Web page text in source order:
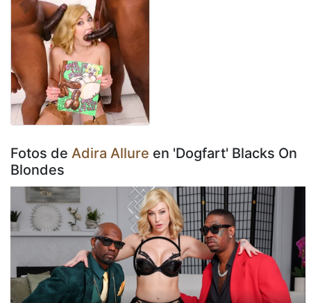
Fotos de Adira Allure en 'Dogfart' Blacks On
Blondes